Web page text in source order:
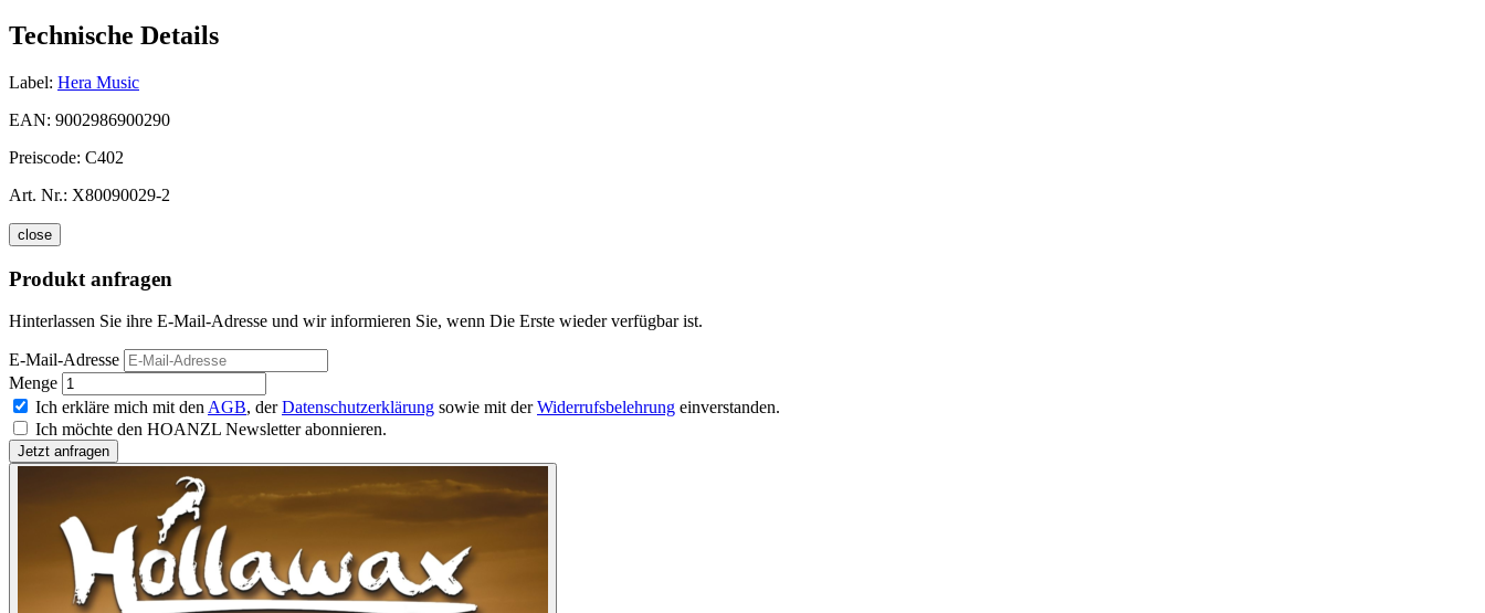
Technische Details
Label: Hera Music
EAN: 9002986900290
Preiscode: C402
Art. Nr.: X80090029-2
close
Produkt anfragen
Hinterlassen Sie ihre E-Mail-Adresse und wir informieren Sie, wenn Die Erste wieder verfügbar ist.
E-Mail-Adresse
Menge
Ich erkläre mich mit den AGB, derDatenschutzerklärung sowie mit derWiderrufsbelehrung einverstanden.
Ich möchte den HOANZL Newsletter abonnieren.